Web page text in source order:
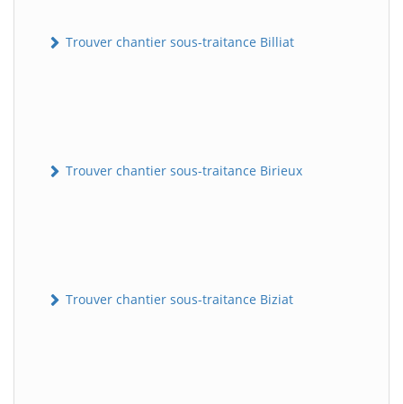
Trouver chantier sous-traitance Billiat
Trouver chantier sous-traitance Birieux
Trouver chantier sous-traitance Biziat